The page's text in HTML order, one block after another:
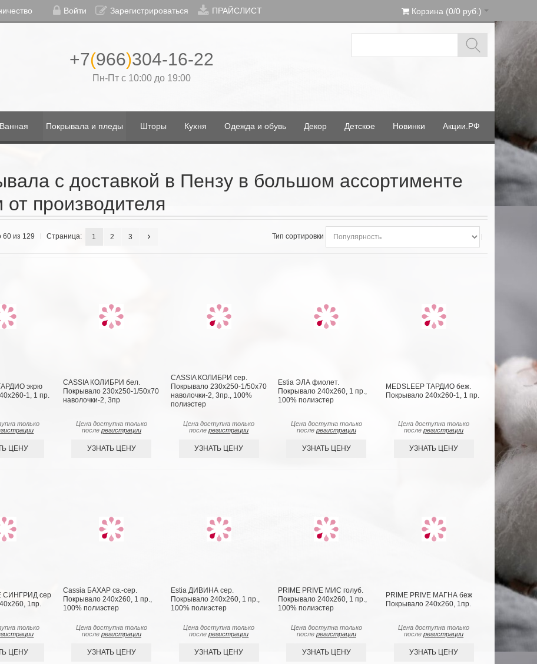
Войти Зарегистрироваться ПРАЙСЛИСТ Корзина (0/0 руб.)
+7(966)304-16-22
Пн-Пт с 10:00 до 19:00
Ванная Покрывала и пледы Шторы Кухня Одежда и обувь Декор Детское Новинки Акции.РФ
с доставкой в Пензу в большом ассортименте
от производителя
60 из 129 Страница: 1 2 3 Тип сортировки
экрю
1, 1 пр.
только
ЦЕНУ
CASSIA КОЛИБРИ бел.
Покрывало 230x250-1/50х70
наволочки-2, 3пр
Цена доступна только
после регистрации
УЗНАТЬ ЦЕНУ
CASSIA КОЛИБРИ сер.
Покрывало 230х250-1/50х70
наволочки-2, 3пр., 100%
полиэстер
Цена доступна только
послерегистрации
УЗНАТЬ ЦЕНУ
Estia ЭЛА фиолет.
Покрывало 240х260, 1 пр.,
100% полиэстер
Цена доступна только
после регистрации
УЗНАТЬ ЦЕНУ
MEDSLEEP ТАРДИО беж.
Покрывало 240х260-1, 1 пр.
Цена доступна только
послерегистрации
УЗНАТЬ ЦЕНУ
СИНГРИД сер
1пр.
только
ЦЕНУ
Cassia БАХАР св.-сер.
Покрывало 240х260, 1 пр.,
100% полиэстер
Цена доступна только
после регистрации
УЗНАТЬ ЦЕНУ
Estia ДИВИНА сер.
Покрывало 240х260, 1 пр.,
100% полиэстер
Цена доступна только
послерегистрации
УЗНАТЬ ЦЕНУ
PRIME PRIVE МИС голуб.
Покрывало 240х260, 1 пр.,
100% полиэстер
Цена доступна только
после регистрации
УЗНАТЬ ЦЕНУ
PRIME PRIVE МАГНА беж
Покрывало 240х260, 1пр.
Цена доступна только
послерегистрации
УЗНАТЬ ЦЕНУ